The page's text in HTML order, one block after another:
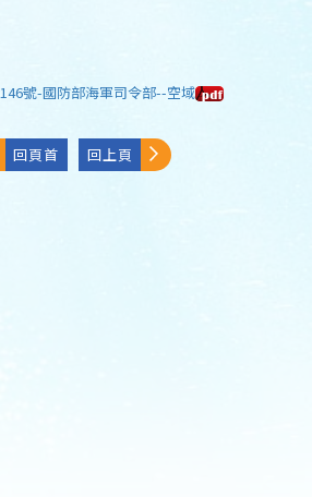
號-國防部海軍司令部--空域
回頁首 回上頁